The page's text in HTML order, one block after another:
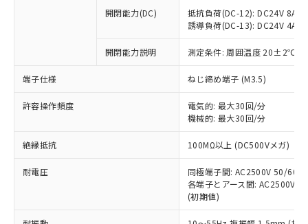
開閉能力(DC)
抵抗負荷(DC-12): DC24V 8A/
誘導負荷(DC-13): DC24V 4A/
開閉能力説明 測定条件: 周囲温度 20±2℃、
端子仕様 ねじ締め端子 (M3.5)
許容操作頻度
電気的: 最大30回/分
機械的: 最大30回/分
絶縁抵抗 100MΩ以上 (DC500Vメガ)
耐電圧
同極端子間: AC2500V 50/
各端子とアース間: AC2500V
(初期値)
ご利用条件
以下の条件をお読みいただき、同意のうえ
ご利用ください。
本サービスは、当社制御機器事業取扱
商品の当社在庫状況および標準価格
(税抜)を提供させていただくもので
※1 対応状況
対応済み：EU RoHS指令（10物質）の
非含有に対応した製品が提供可能な商品で
対応予定：EU RoHS指令（10物質）の非含
有に対応した製品に切り替える予定のある
商品です。
対応予定なし：EU RoHS指令（10物質）の
非含有に非対応の商品で、対応品を出す予
定はありません。
調査・確認中：EU RoHS指令（10物質）の
非含有の対応状況を調査中または確認中の
非該当品：ライセンス料など無形物で、有
「○」：最大均質材料含有率が中国RoHSの